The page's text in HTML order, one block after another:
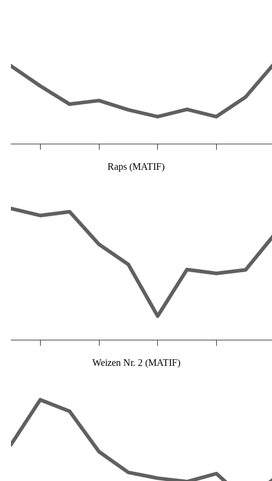
Raps (MATIF)
Weizen Nr. 2 (MATIF)